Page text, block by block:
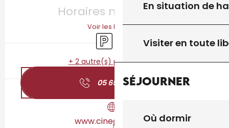
En situation de
Visiter en toute
Séjourner
Où dormir
Horaires non définis
Voir les horaires
ParkingAccessibilité
+ 2 autre(s) prestation(s)
05 65 32 23▒▒
www.cinegourdon.fr